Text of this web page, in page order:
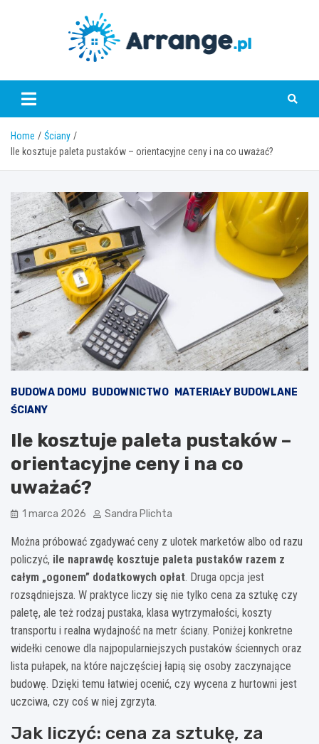
www.arrange.pl
Home
Ściany
Ile kosztuje paleta pustaków – orientacyjne ceny i na co uważać?
BUDOWA DOMU BUDOWNICTWO
MATERIAŁY BUDOWLANE
ŚCIANY
Ile kosztuje paleta pustaków –
orientacyjne ceny i na co
uważać?
1 marca 2026 Sandra Plichta
Można próbować zgadywać ceny z ulotek marketów albo od razu
policzyć, ile naprawdę kosztuje paleta pustaków razem z
całym „ogonem” dodatkowych opłat. Druga opcja jest
rozsądniejsza. W praktyce liczy się nie tylko cena za sztukę czy
paletę, ale też rodzaj pustaka, klasa wytrzymałości, koszty
transportu i realna wydajność na metr ściany. Poniżej konkretne
widełki cenowe dla najpopularniejszych pustaków ściennych oraz
lista pułapek, na które najczęściej łapią się osoby zaczynające
budowę. Dzięki temu łatwiej ocenić, czy wycena z hurtowni jest
uczciwa, czy coś w niej zgrzyta.
Jak liczyć: cena za sztukę, za